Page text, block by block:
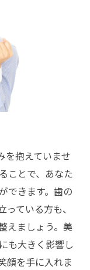
を抱えていませ
ことで、あなた
できます。歯の
ている方も、
えましょう。美
も大きく影響し
顔を手に入れま